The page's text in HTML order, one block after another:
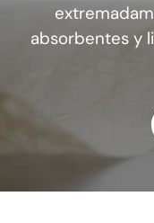
absorbentes y